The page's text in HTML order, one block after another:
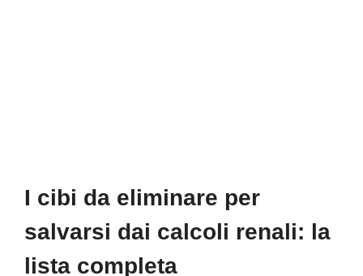
I cibi da eliminare per
salvarsi dai calcoli renali: la
lista completa